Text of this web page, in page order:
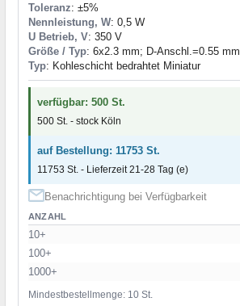
Toleranz: ±5%
Nennleistung, W: 0,5 W
U Betrieb, V: 350 V
Größe / Typ: 6x2.3 mm; D-Anschl.=0.55 mm
Typ: Kohleschicht bedrahtet Miniatur
verfügbar: 500 St.
500 St. - stock Köln
auf Bestellung: 11753 St.
11753 St. - Lieferzeit 21-28 Tag (e)
Benachrichtigung bei Verfügbarkeit
ANZAHL
10+
100+
1000+
Mindestbestellmenge: 10 St.